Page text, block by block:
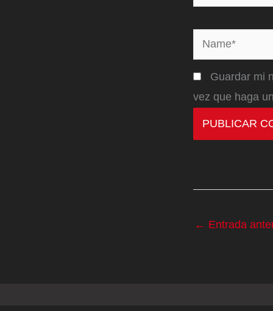
Name*
Guardar mi
vez que haga
← Entrada